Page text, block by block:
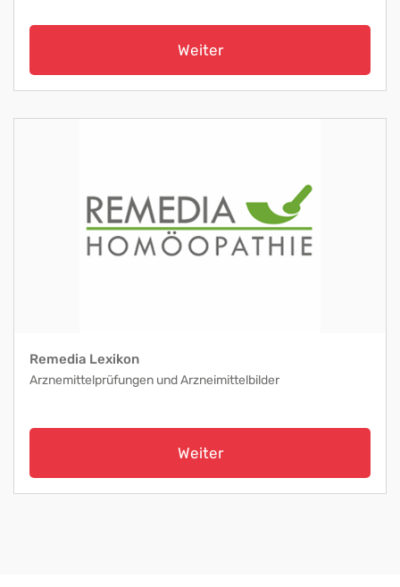
Weiter
Remedia Lexikon
Arznemittelprüfungen und Arzneimittelbilder
Weiter